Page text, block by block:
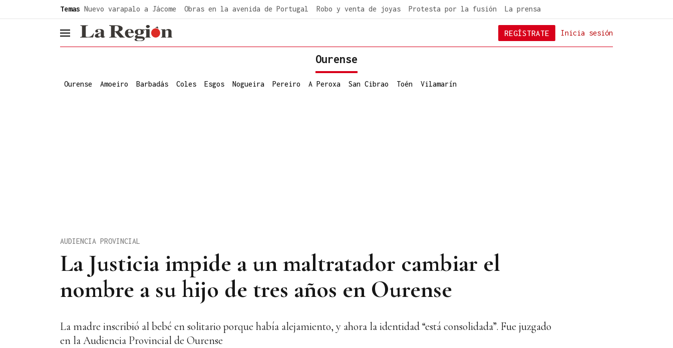
Temas Nuevo varapalo a Jácome Obras en la avenida de Portugal Robo y venta de joyas Protesta por la fusión La prensa
header.menu.open Inicia sesión
REGÍSTRATE
Ourense
Ourense Amoeiro Barbadás Coles Esgos Nogueira Pereiro A Peroxa San Cibrao Toén Vilamarín
La Justicia impide a un maltratador cambiar el
nombre a su hijo de tres años en Ourense
AUDIENCIA PROVINCIAL
La madre inscribió al bebé en solitario porque había alejamiento, y ahora la identidad “está consolidada”. Fue juzgado
en la Audiencia Provincial de Ourense